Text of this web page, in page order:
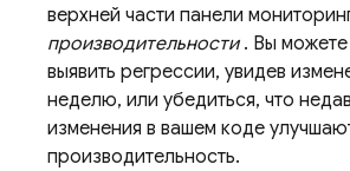
верхней части панели
производительности. Вы
выявить регрессии, увидев
неделю, или убедиться, что
изменения в вашем коде
производительность.